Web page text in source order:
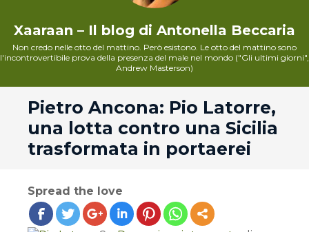
Xaaraan – Il blog di Antonella Beccaria
Non credo nelle otto del mattino. Però esistono. Le otto del mattino sono
l'incontrovertibile prova della presenza del male nel mondo ("Gli ultimi giorni",
Andrew Masterson)
Pietro Ancona: Pio Latorre,
una lotta contro una Sicilia
trasformata in portaerei
Spread the love